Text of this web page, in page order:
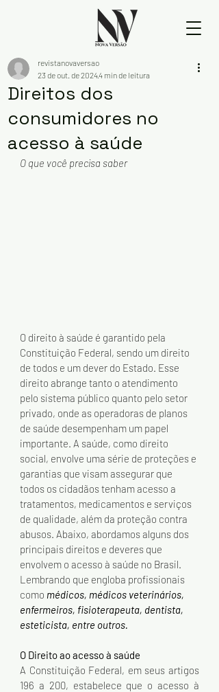
Direitos dos
consumidores no
acesso à saúde
revistanovaversao
23 de out. de 20244 min de leitura
O que você precisa saber
O direito à saúde é garantido pela
Constituição Federal, sendo um direito
de todos e um dever do Estado. Esse
direito abrange tanto o atendimento
pelo sistema público quanto pelo setor
privado, onde as operadoras de planos
de saúde desempenham um papel
importante. A saúde, como direito
social, envolve uma série de proteções e
garantias que visam assegurar que
todos os cidadãos tenham acesso a
tratamentos, medicamentos e serviços
de qualidade, além da proteção contra
abusos. Abaixo, abordamos alguns dos
principais direitos e deveres que
envolvem o acesso à saúde no Brasil.
Lembrando que engloba profissionais
como médicos, médicos veterinários,
enfermeiros, fisioterapeuta, dentista,
esteticista, entre outros.
O Direito ao acesso à saúde
A Constituição Federal, em seus artigos
196 a 200, estabelece que o acesso à